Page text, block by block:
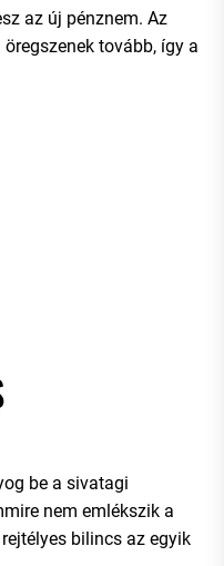
az új pénznem. Az
tovább, így a
be a sivatagi
nem emlékszik a
bilincs az egyik